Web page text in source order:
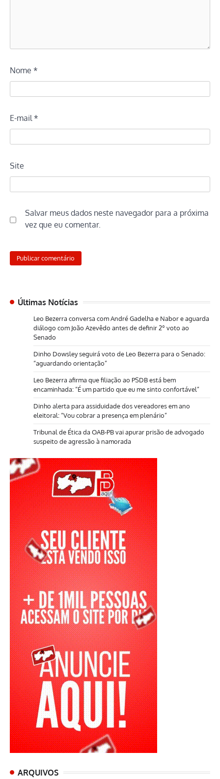
Nome *
E-mail *
Site
Salvar meus dados neste navegador para a próxima
vez que eu comentar.
Últimas Notícias
Leo Bezerra conversa com André Gadelha e Nabor e aguarda
diálogo com João Azevêdo antes de definir 2º voto ao
Senado
Dinho Dowsley seguirá voto de Leo Bezerra para o Senado:
“aguardando orientação”
Leo Bezerra afirma que filiação ao PSDB está bem
encaminhada: “É um partido que eu me sinto confortável”
Dinho alerta para assiduidade dos vereadores em ano
eleitoral: “Vou cobrar a presença em plenário”
Tribunal de Ética da OAB-PB vai apurar prisão de advogado
suspeito de agressão à namorada
ARQUIVOS